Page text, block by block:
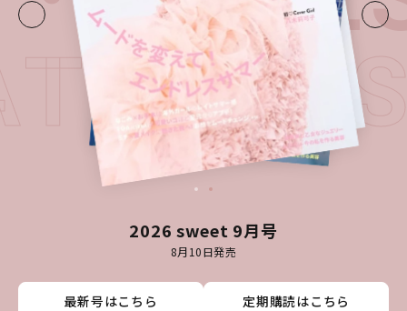
2026 sweet 9月号
8月10日発売
最新号はこちら 定期購読はこちら
最新号はこちら 定期購読はこちら
最新号はこちら 定期購読はこちら
最新号はこちら 定期購読はこちら